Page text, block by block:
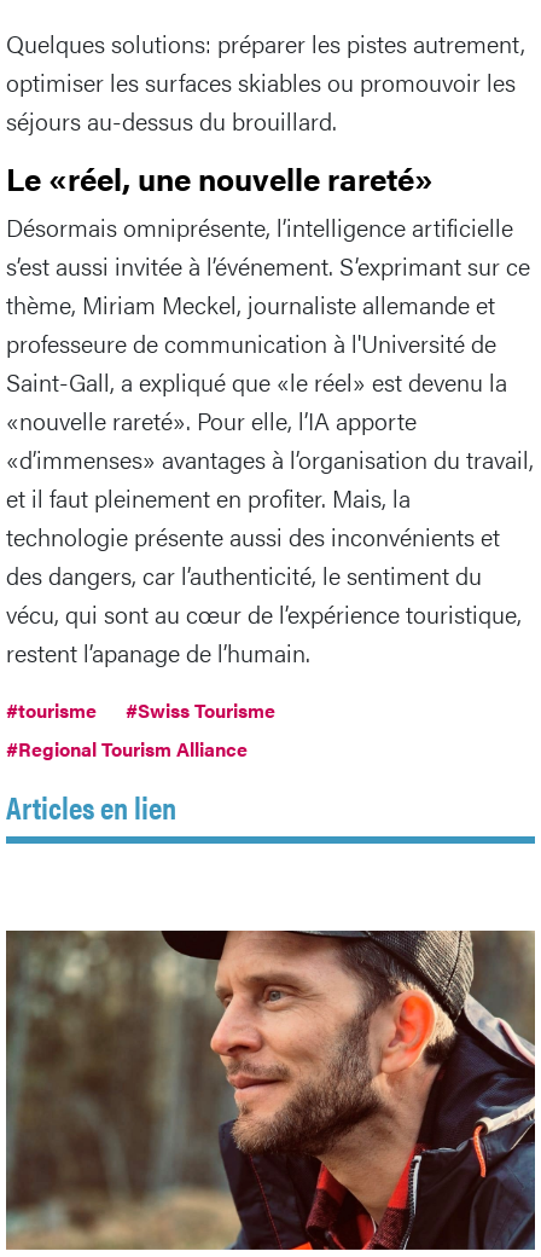
Quelques solutions: préparer les pistes autrement,
optimiser les surfaces skiables ou promouvoir les
séjours au-dessus du brouillard.
Le «réel, une nouvelle rareté»
Désormais omniprésente, l’intelligence artificielle
s’est aussi invitée à l’événement. S’exprimant sur ce
thème, Miriam Meckel, journaliste allemande et
professeure de communication à l'Université de
Saint-Gall, a expliqué que «le réel» est devenu la
«nouvelle rareté». Pour elle, l’IA apporte
«d’immenses» avantages à l’organisation du travail,
et il faut pleinement en profiter. Mais, la
technologie présente aussi des inconvénients et
des dangers, car l’authenticité, le sentiment du
vécu, qui sont au cœur de l’expérience touristique,
restent l’apanage de l’humain.
#tourisme
#Swiss Tourisme
#Regional Tourism Alliance
Articles en lien